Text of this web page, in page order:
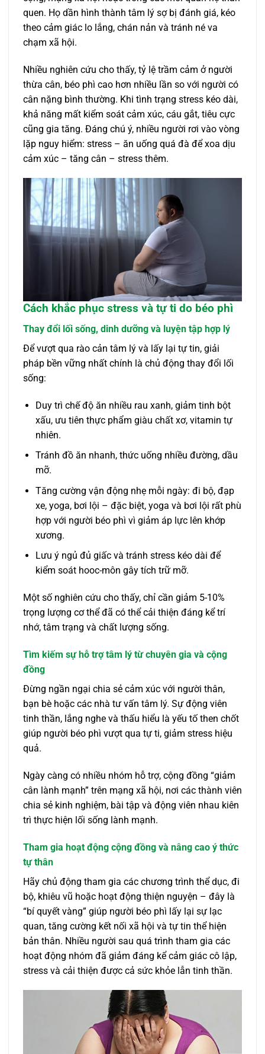
quen. Họ dần hình thành tâm lý sợ bị đánh giá, kéo
theo cảm giác lo lắng, chán nản và tránh né va
chạm xã hội.
Nhiều nghiên cứu cho thấy, tỷ lệ trầm cảm ở người
thừa cân, béo phì cao hơn nhiều lần so với người có
cân nặng bình thường. Khi tình trạng stress kéo dài,
khả năng mất kiểm soát cảm xúc, cáu gắt, tiêu cực
cũng gia tăng. Đáng chú ý, nhiều người rơi vào vòng
lặp nguy hiểm: stress – ăn uống quá đà để xoa dịu
cảm xúc – tăng cân – stress thêm.
Cách khắc phục stress và tự ti do béo phì
Thay đổi lối sống, dinh dưỡng và luyện tập hợp lý
Để vượt qua rào cản tâm lý và lấy lại tự tin, giải
pháp bền vững nhất chính là chủ động thay đổi lối
sống:
Duy trì chế độ ăn nhiều rau xanh, giảm tinh bột
xấu, ưu tiên thực phẩm giàu chất xơ, vitamin tự
nhiên.
Tránh đồ ăn nhanh, thức uống nhiều đường, dầu
mỡ.
Tăng cường vận động nhẹ mỗi ngày: đi bộ, đạp
xe, yoga, bơi lội – đặc biệt, yoga và bơi lội rất phù
hợp với người béo phì vì giảm áp lực lên khớp
xương.
Lưu ý ngủ đủ giấc và tránh stress kéo dài để
kiểm soát hooc-môn gây tích trữ mỡ.
Một số nghiên cứu cho thấy, chỉ cần giảm 5-10%
trọng lượng cơ thể đã có thể cải thiện đáng kể trí
nhớ, tâm trạng và chất lượng sống.
Tìm kiếm sự hỗ trợ tâm lý từ chuyên gia và cộng
đồng
Đừng ngần ngại chia sẻ cảm xúc với người thân,
bạn bè hoặc các nhà tư vấn tâm lý. Sự động viên
tinh thần, lắng nghe và thấu hiểu là yếu tố then chốt
giúp người béo phì vượt qua tự ti, giảm stress hiệu
quả.
Ngày càng có nhiều nhóm hỗ trợ, cộng đồng “giảm
cân lành mạnh” trên mạng xã hội, nơi các thành viên
chia sẻ kinh nghiệm, bài tập và động viên nhau kiên
trì thực hiện lối sống lành mạnh.
Tham gia hoạt động cộng đồng và nâng cao ý thức
tự thân
Hãy chủ động tham gia các chương trình thể dục, đi
bộ, khiêu vũ hoặc hoạt động thiện nguyện – đây là
“bí quyết vàng” giúp người béo phì lấy lại sự lạc
quan, tăng cường kết nối xã hội và tự tin thể hiện
bản thân. Nhiều người sau quá trình tham gia các
hoạt động nhóm đã giảm đáng kể cảm giác cô lập,
stress và cải thiện được cả sức khỏe lẫn tinh thần.